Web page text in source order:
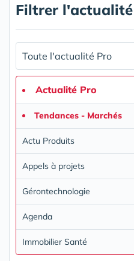
Filtrer l'actualité
Toute l'actualité Pro
Actualité Pro
Tendances - Marchés
Actu Produits
Appels à projets
Gérontechnologie
Agenda
Immobilier Santé